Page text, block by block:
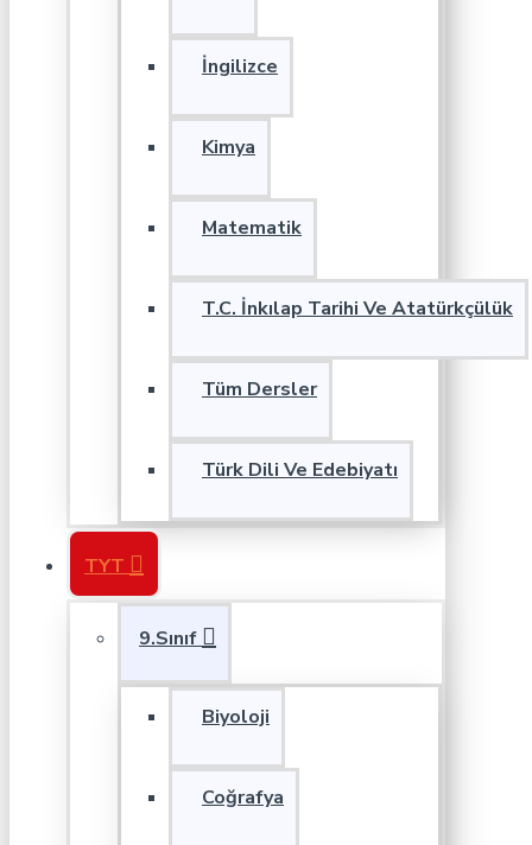
İngilizce
Kimya
Matematik
T.C. İnkılap Tarihi Ve Atatürkçülük
Tüm Dersler
Türk Dili Ve Edebiyatı
TYT
9.Sınıf
Biyoloji
Coğrafya